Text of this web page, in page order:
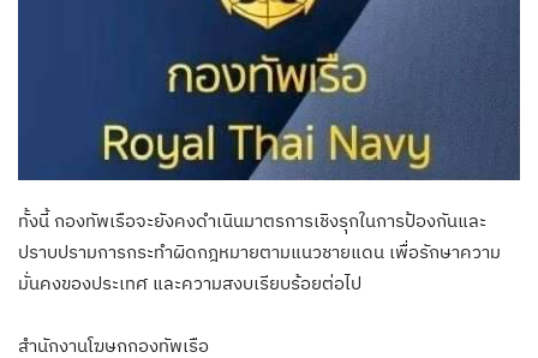
ทั้งนี้ กองทัพเรือจะยังคงดำเนินมาตรการเชิงรุกในการป้องกันและ
ปราบปรามการกระทำผิดกฎหมายตามแนวชายแดน เพื่อรักษาความ
มั่นคงของประเทศ และความสงบเรียบร้อยต่อไป
สำนักงานโฆษกกองทัพเรือ